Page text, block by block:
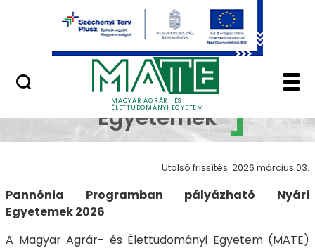
Ugrás a fő tartalomhoz
MAGYAR AGRÁR- ÉS
ÉLETTUDOMÁNYI EGYETEM
Minőségügy
Nyári Egyetemek -
Nyári
Egyetemek
Utolsó frissítés: 2026 március 03.
Pannónia Programban pályázható Nyári
Egyetemek 2026
A Magyar Agrár- és Élettudományi Egyetem (MATE)